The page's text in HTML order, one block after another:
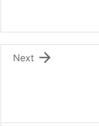

Next